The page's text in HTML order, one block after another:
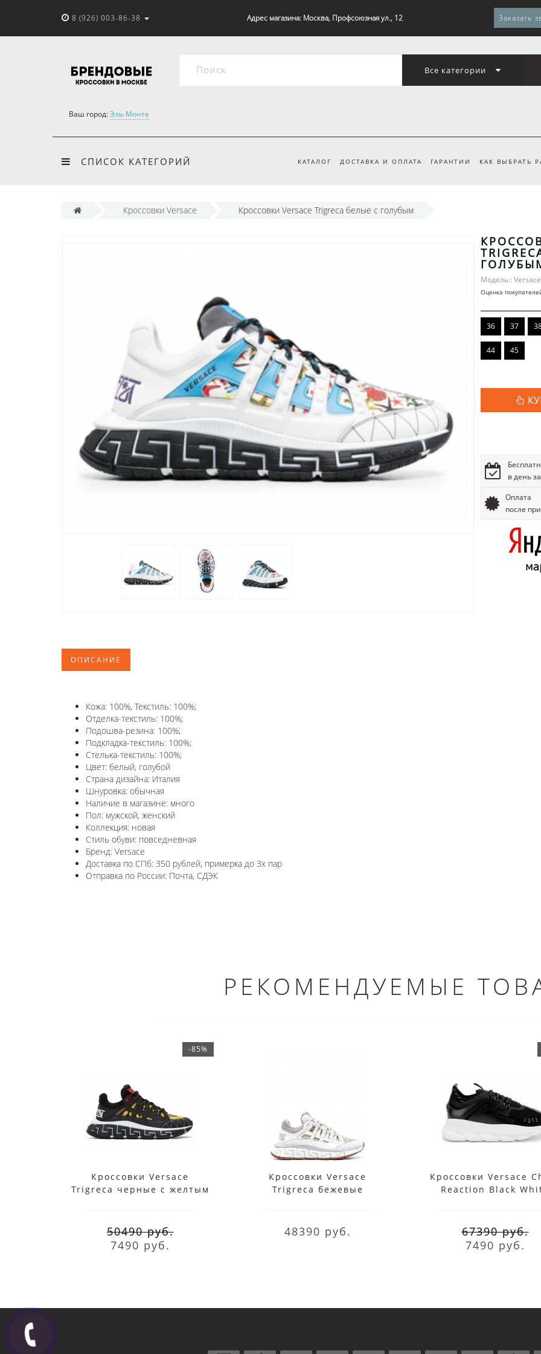
8 (926) 003-86-38 Адрес магазина: Москва, Профсоюзная ул., 12 Заказать
Все категории
Ваш город:Эль-Монте
СПИСОК КАТЕГОРИЙ КАТАЛОГ ДОСТАВКА И ОПЛАТА ГАРАНТИИ КАК ВЫБРАТЬ
Кроссовки Versace Кроссовки Versace Trigreca белые с голубым
Модель:: Versace
Оценка
36 37
44 45
в день
Оплата
после
ОПИСАНИЕ
Кожа: 100%, Текстиль: 100%;
Отделка-текстиль: 100%;
Подошва-резина: 100%;
Подкладка-текстиль: 100%;
Стелька-текстиль: 100%;
Цвет: белый, голубой
Страна дизайна: Италия
Шнуровка: обычная
Наличие в магазине: много
Пол: мужской, женский
Коллекция: новая
Стиль обуви: повседневная
Бренд: Versace
Доставка по СПб: 350 рублей, примерка до 3х пар
Отправка по России: Почта, СДЭК
РЕКОМЕНДУЕМЫЕ
-85%
Кроссовки Versace
Trigreca черные с желтым
50490 руб.
7490 руб.
Кроссовки Versace
Trigreca бежевые
48390 руб.
Кроссовки Versace
Reaction Black
67390 руб.
7490 руб.